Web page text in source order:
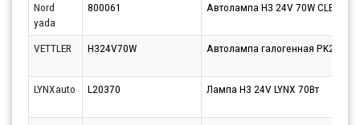
Nord
yada
800061 Автолампа H3 24V 70W CLEAR
VETTLER H324V70W Автолампа галогенная PK22s
LYNXauto L20370 Лампа H3 24V LYNX 70Вт